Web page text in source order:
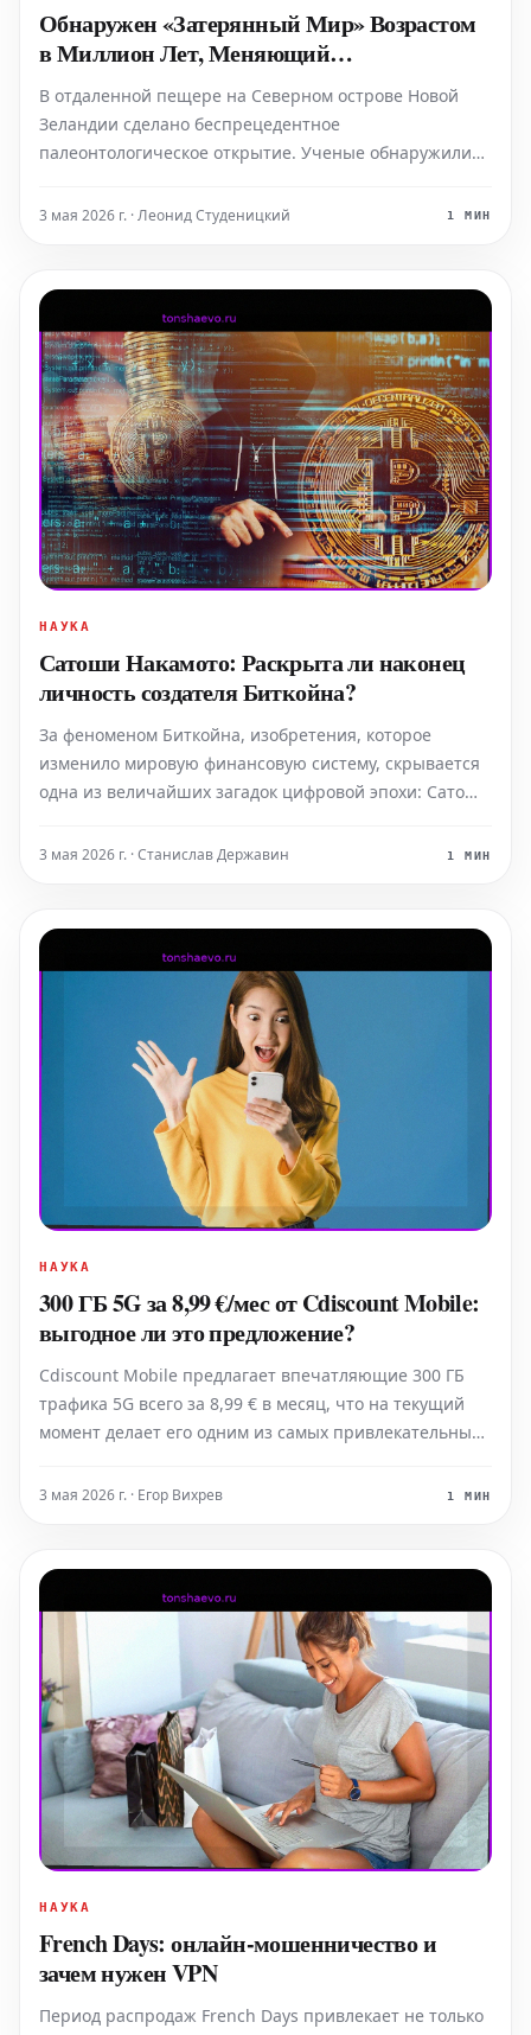
Обнаружен «Затерянный Мир» Возрастом
в Миллион Лет, Меняющий
Представления об Вымираниях
В отдаленной пещере на Северном острове Новой
Зеландии сделано беспрецедентное
палеонтологическое открытие. Ученые обнаружили
один миллион лет, представляющие собой полностью
3 мая 2026 г. · Леонид Студеницкий 1 МИН
НАУКА
Сатоши Накамото: Раскрыта ли наконец
личность создателя Биткойна?
За феноменом Биткойна, изобретения, которое
изменило мировую финансовую систему, скрывается
одна из величайших загадок цифровой эпохи: Сатоши
отдельная личность или коллектив, бесследно исчез,
3 мая 2026 г. · Станислав Державин 1 МИН
НАУКА
300 ГБ 5G за 8,99 €/мес от Cdiscount Mobile:
выгодное ли это предложение?
Cdiscount Mobile предлагает впечатляющие 300 ГБ
трафика 5G всего за 8,99 € в месяц, что на текущий
момент делает его одним из самых привлекательных
данных и цены. Однако возникает ключевой вопрос:
3 мая 2026 г. · Егор Вихрев 1 МИН
НАУКА
French Days: онлайн-мошенничество и
зачем нужен VPN
Период распродаж French Days привлекает не только